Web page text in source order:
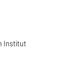
Institut